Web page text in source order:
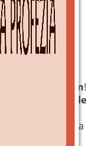
în
iulie
din
Berlin!
jurămintele
Kowalska
la
conto